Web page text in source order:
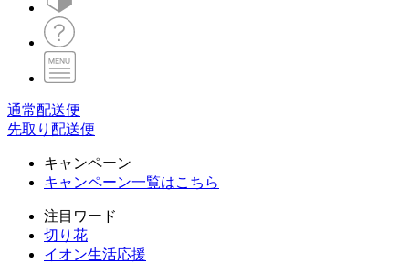
通常配送便
先取り配送便
キャンペーン
キャンペーン一覧はこちら
注目ワード
切り花
イオン生活応援